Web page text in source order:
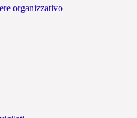
organizzativo